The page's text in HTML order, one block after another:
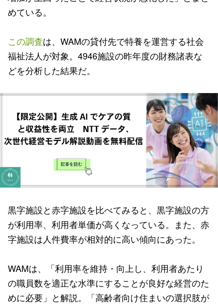
めている。
この調査は、WAMの貸付先で特養を運営する社会
福祉法人が対象。4946施設の昨年度の財務諸表な
どを分析した結果だ。
黒字施設と赤字施設を比べてみると、黒字施設の方
が利用率、利用者単価が高くなっている。また、赤
字施設は人件費率が相対的に高い傾向にあった。
WAMは、「利用率を維持・向上し、利用者あたり
の職員数を適正な水準にすることが良好な経営のた
めに必要」と解説。「高齢者向け住まいの選択肢が